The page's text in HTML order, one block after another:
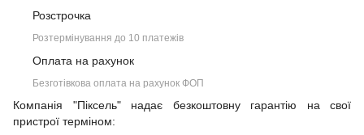
Розстрочка
Розтермінування до 10 платежів
Оплата на рахунок
Безготівкова оплата на рахунок ФОП
Компанія "Піксель" надає безкоштовну гарантію на свої
пристрої терміном: